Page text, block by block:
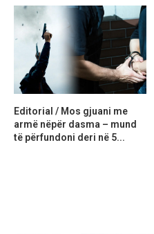
Editorial / Mos gjuani me
armë nëpër dasma – mund
të përfundoni deri në 5...